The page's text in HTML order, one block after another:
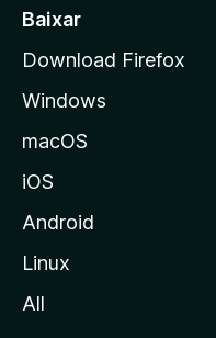
v
e
r
:
A
a
d
a
z
i
a
Baixar
Download Firefox
Windows
macOS
iOS
Android
Linux
All